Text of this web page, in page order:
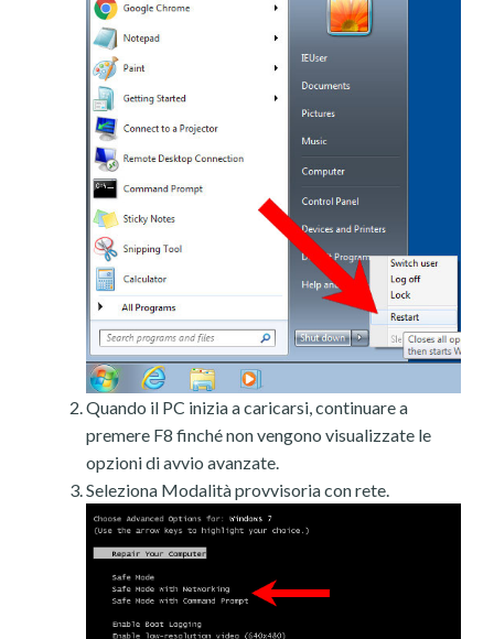
Quando il PC inizia a caricarsi, continuare a
premere F8 finché non vengono visualizzate le
opzioni di avvio avanzate.
Seleziona Modalità provvisoria con rete.